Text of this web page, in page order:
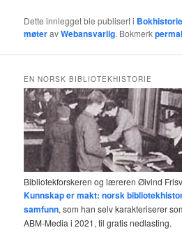
Dette innlegget ble publisert i Bokhistorie
møteravWebansvarlig. Bokmerk
EN NORSK BIBLIOTEKHISTORIE
Bibliotekforskeren og læreren Øivind
Kunnskap er makt: norsk
samfunn, som han selv karakteriserer
ABM-Media i 2021, til gratis nedlasting.